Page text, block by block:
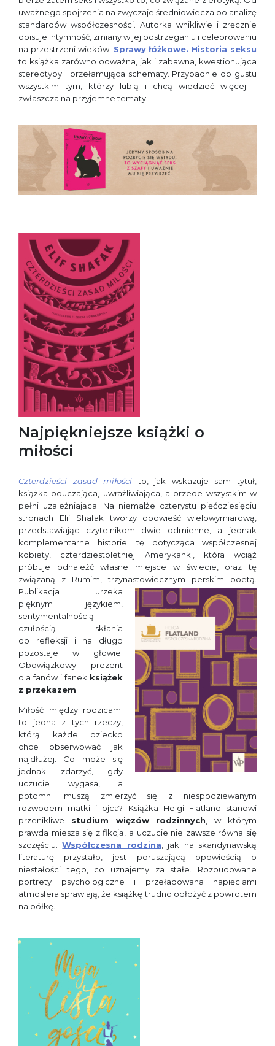
uważnego spojrzenia na zwyczaje średniowiecza po analizę
standardów współczesności. Autorka wnikliwie i zręcznie
opisuje intymność, zmiany w jej postrzeganiu i celebrowaniu
na przestrzeni wieków. Sprawy łóżkowe. Historia seksu
to książka zarówno odważna, jak i zabawna, kwestionująca
stereotypy i przełamująca schematy. Przypadnie do gustu
wszystkim tym, którzy lubią i chcą wiedzieć więcej –
zwłaszcza na przyjemne tematy.
Najpiękniejsze książki o
miłości
Czterdzieści zasad miłości to, jak wskazuje sam tytuł,
książka pouczająca, uwrażliwiająca, a przede wszystkim w
pełni uzależniająca. Na niemalże czterystu pięćdziesięciu
stronach Elif Shafak tworzy opowieść wielowymiarową,
przedstawiając czytelnikom dwie odmienne, a jednak
komplementarne historie: tę dotycząca współczesnej
kobiety, czterdziestoletniej Amerykanki, która wciąż
próbuje odnaleźć własne miejsce w świecie, oraz tę
związaną z Rumim, trzynastowiecznym perskim poetą.
Publikacja urzeka
pięknym językiem,
sentymentalnością i
czułością – skłania
do refleksji i na długo
pozostaje w głowie.
Obowiązkowy prezent
dla fanów i fanek książek
z przekazem.
Miłość między rodzicami
to jedna z tych rzeczy,
którą każde dziecko
chce obserwować jak
najdłużej. Co może się
jednak zdarzyć, gdy
uczucie wygasa, a
potomni muszą zmierzyć się z niespodziewanym
rozwodem matki i ojca? Książka Helgi Flatland stanowi
przenikliwe studium więzów rodzinnych, w którym
prawda miesza się z fikcją, a uczucie nie zawsze równa się
szczęściu.Współczesna rodzina, jak na skandynawską
literaturę przystało, jest poruszającą opowieścią o
niestałości tego, co uznajemy za stałe. Rozbudowane
portrety psychologiczne i przeładowana napięciami
atmosfera sprawiają, że książkę trudno odłożyć z powrotem
na półkę.